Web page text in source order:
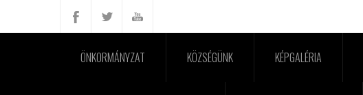
ÖNKORMÁNYZAT KÖZSÉGÜNK KÉPGALÉRIA